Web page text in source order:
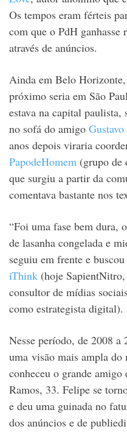
Os tempos eram férteis
com que o PdH ganhasse
através de anúncios.
Ainda em Belo
próximo seria em São
estava na capital paulista,
no sofá do amigo
anos depois viraria
PapodeHomem (grupo de
que surgiu a partir da
comentava bastante nos
“Foi uma fase bem dura,
de lasanha congelada e
seguiu em frente e
iThink (hoje
consultor de mídias
como estrategista digital).
Nesse período, de 2008
uma visão mais ampla do
conheceu o grande
Ramos, 33. Felipe se
e deu uma guinada no
dos anúncios e de